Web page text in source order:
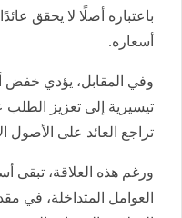
باعتباره أصلًا لا يحقق
أسعاره.
وفي المقابل، يؤدي خفض
تيسيرية إلى تعزيز
تراجع العائد على الأصول
ورغم هذه العلاقة، تبقى
العوامل المتداخلة، في